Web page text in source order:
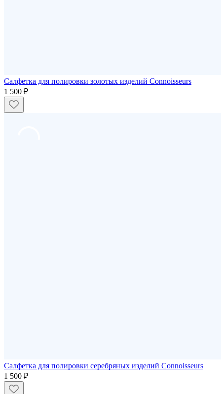
Салфетка для полировки золотых изделий Connoisseurs
1 500 ₽
Салфетка для полировки серебряных изделий Connoisseurs
1 500 ₽